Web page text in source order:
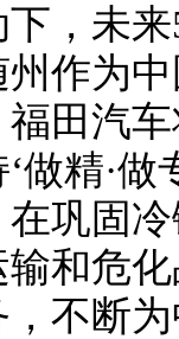
，未
作为
田汽
做精·做
巩固
和危
不断